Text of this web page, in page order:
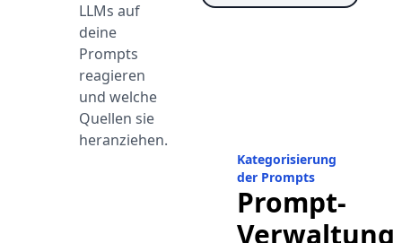
LLMs auf
deine
Prompts
reagieren
und welche
Quellen sie
heranziehen.
Kategorisierung
der Prompts
Prompt-
Verwaltung